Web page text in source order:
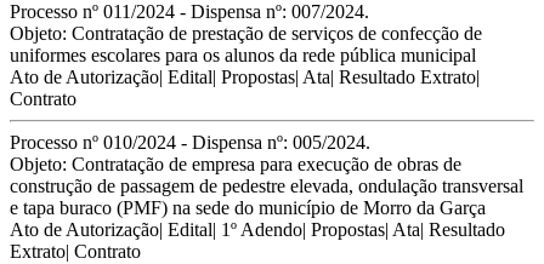
Processo nº 011/2024 - Dispensa nº: 007/2024.
Objeto: Contratação de prestação de serviços de confecção de
uniformes escolares para os alunos da rede pública municipal
Ato de Autorização| Edital| Propostas| Ata| Resultado Extrato|
Contrato
Processo nº 010/2024 - Dispensa nº: 005/2024.
Objeto: Contratação de empresa para execução de obras de
construção de passagem de pedestre elevada, ondulação transversal
e tapa buraco (PMF) na sede do município de Morro da Garça
Ato de Autorização| Edital| 1º Adendo| Propostas| Ata| Resultado
Extrato| Contrato